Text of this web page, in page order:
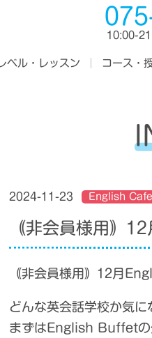
10:00-
レベル・レッスン コース・
2024-11-23 English Cafe
｟非会員様用｠
｟非会員様用｠12月
どんな英会話学校か気に
まずはEnglish Buffetの